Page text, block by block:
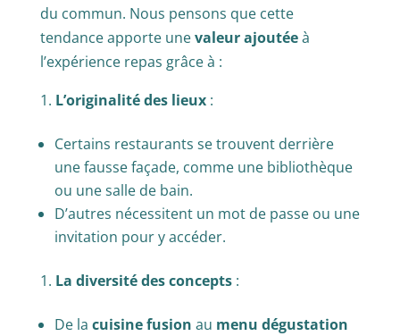
du commun. Nous pensons que cette
tendance apporte unevaleur ajoutéeà
l’expérience repas grâce à :
L’originalité des lieux:
Certains restaurants se trouvent derrière
une fausse façade, comme une bibliothèque
ou une salle de bain.
D’autres nécessitent un mot de passe ou une
invitation pour y accéder.
La diversité des concepts:
De la cuisine fusion au menu dégustation